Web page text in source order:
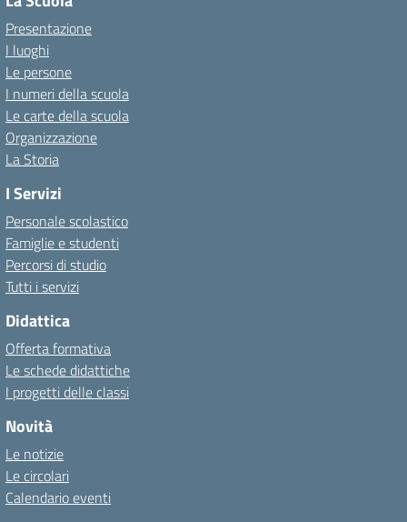
Presentazione
I luoghi
Le persone
I numeri della scuola
Le carte della scuola
Organizzazione
La Storia
I Servizi
Personale scolastico
Famiglie e studenti
Percorsi di studio
Tutti i servizi
Didattica
Offerta formativa
Le schede didattiche
I progetti delle classi
Novità
Le notizie
Le circolari
Calendario eventi